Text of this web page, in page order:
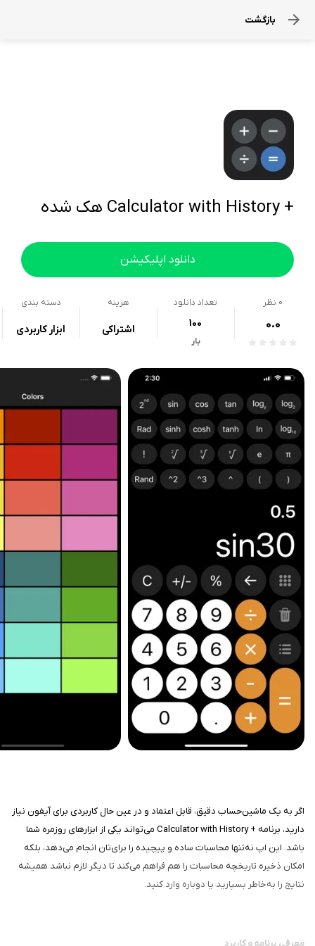
بازگشت
+ Calculator with History هک شده
دانلود اپلیکیشن
0 نظر
0.0
تعداد دانلود
100
بار
هزینه
اشتراکی
دسته بندی
ابزار کاربردی
اگر به یک ماشین‌حساب دقیق، قابل اعتماد و در عین حال کاربردی برای آیفون نیاز
دارید، برنامه + Calculator with History می‌تواند یکی از ابزارهای روزمره شما
باشد. این اپ نه‌تنها محاسبات ساده و پیچیده را برای‌تان انجام می‌دهد، بلکه
امکان ذخیره تاریخچه محاسبات را هم فراهم می‌کند تا دیگر لازم نباشد همیشه
نتایج را به‌خاطر بسپارید یا دوباره وارد کنید.
معرفی برنامه و کاربرد